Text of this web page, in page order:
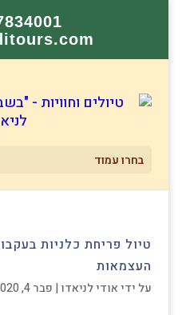
בחרו עמוד
טיול פריחת כלניות
העצמאות
על ידיאודי לניאדו| פבר 4, 2020